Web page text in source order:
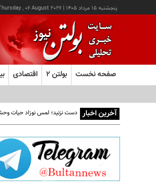
پنجشنبه ۱۵ مرداد ۱۴۰۵ |
, 06 August 2026
صفحه نخست بولتن ۲ اقتصادی
آخرین اخبار دست نزنید؛ لمس نوزاد حیات